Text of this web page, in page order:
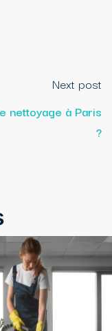
Next post
nettoyage à Paris
?